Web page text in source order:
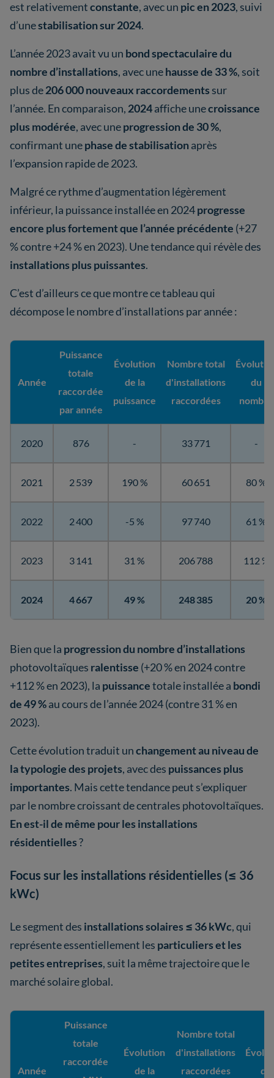
est relativementconstante, avec un pic en 2023, suivi
d’unestabilisation sur 2024.
L’année 2023 avait vu un bond spectaculaire du
nombre d’installations, avec unehausse de 33 %, soit
plus de206 000 nouveaux raccordements sur
l’année. En comparaison, 2024affiche unecroissance
plus modérée, avec uneprogression de 30 %,
confirmant unephase de stabilisationaprès
l’expansion rapide de 2023.
Malgré ce rythme d’augmentation légèrement
inférieur, la puissance installée en 2024progresse
encore plus fortement que l’année précédente (+27
% contre +24 % en 2023). Une tendance qui révèle des
installations plus puissantes.
C’est d’ailleurs ce que montre ce tableau qui
décompose le nombre d’installations par année :
Année
Puissance
totale
raccordée
par année
Évolution
de la
puissance
Nombre total
d'installations
raccordées
du
nombre
2020 876 - 33 771 -
2021 2 539 190 % 60 651 80 %
2022 2 400 -5 % 97 740 61 %
2023 3 141 31 % 206 788 112 %
2024 4 667 49 % 248 385 20 %
Bien que la progression du nombre d’installations
photovoltaïques ralentisse (+20 % en 2024 contre
+112 % en 2023), la puissancetotale installée a bondi
de 49 %au cours de l’année 2024 (contre 31 % en
2023).
Cette évolution traduit unchangement au niveau de
la typologie des projets, avec des puissances plus
importantes. Mais cette tendance peut s’expliquer
par le nombre croissant de centrales photovoltaïques.
En est-il de même pour les installations
résidentielles?
Focus sur les installations résidentielles (≤ 36
kWc)
Le segment des installations solaires ≤ 36 kWc, qui
représente essentiellement les particuliers et les
petites entreprises, suit la même trajectoire que le
marché solaire global.
Année
Puissance
totale
raccordée
Évolution
de la
Nombre total
d'installations
raccordées
du